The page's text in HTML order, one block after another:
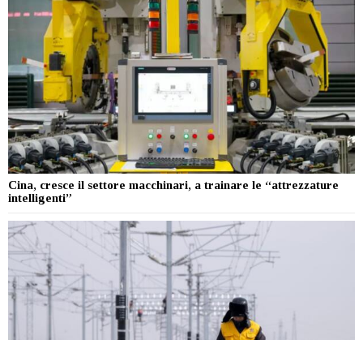
Cina, cresce il settore macchinari, a trainare le “attrezzature
intelligenti”